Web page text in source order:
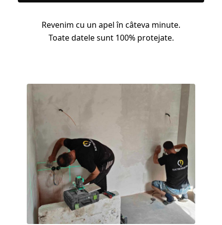
Revenim cu un apel în câteva minute.
Toate datele sunt 100% protejate.